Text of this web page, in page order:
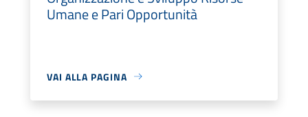
Umane e Pari Opportunità
VAI ALLA PAGINA